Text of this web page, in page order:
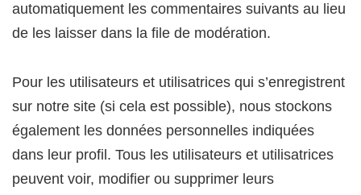
automatiquement les commentaires suivants au lieu
de les laisser dans la file de modération.
Pour les utilisateurs et utilisatrices qui s’enregistrent
sur notre site (si cela est possible), nous stockons
également les données personnelles indiquées
dans leur profil. Tous les utilisateurs et utilisatrices
peuvent voir, modifier ou supprimer leurs